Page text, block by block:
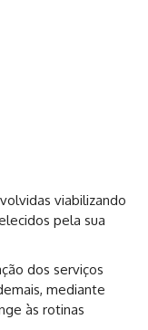
viabilizando
pela sua
dos serviços
mediante
às rotinas